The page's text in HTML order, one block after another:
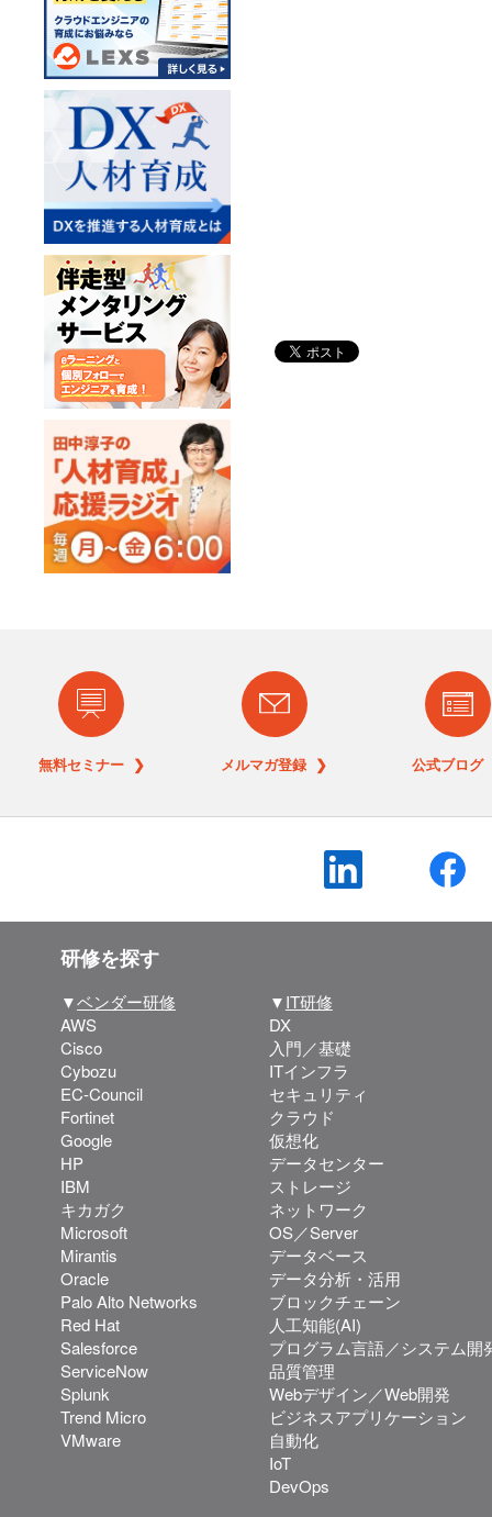
無料セミナー ❯ メルマガ登録 ❯ 公式ブロ
研修を探す
▼ベンダー研修
AWS
Cisco
Cybozu
EC-Council
Fortinet
Google
HP
IBM
キカガク
Microsoft
Mirantis
Oracle
Palo Alto Networks
Red Hat
Salesforce
ServiceNow
Splunk
Trend Micro
VMware
▼IT研修
DX
入門／基礎
ITインフラ
セキュリティ
クラウド
仮想化
データセンター
ストレージ
ネットワーク
OS／Server
データベース
データ分析・活用
ブロックチェーン
人工知能(AI)
プログラム言語／システム開
品質管理
Webデザイン／Web開発
ビジネスアプリケーション
自動化
IoT
DevOps